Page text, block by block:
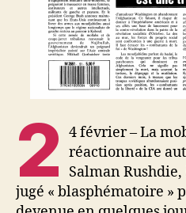
2 4 février – La
réactionnaire
Salman Rushdie,
jugé « blasphématoire »